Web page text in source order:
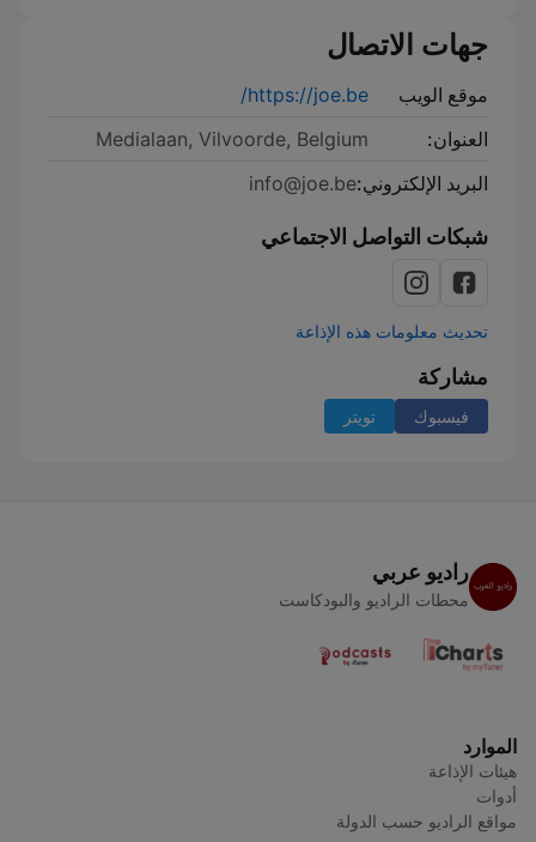
جهات الاتصال
موقع الويب
https://joe.be/
العنوان:
Medialaan, Vilvoorde, Belgium
البريد الإلكتروني:info@joe.be
شبكات التواصل الاجتماعي
تحديث معلومات هذه الإذاعة
مشاركة
فيسبوك تويتر
راديو عربي
محطات الراديو والبودكاست
الموارد
هيئات الإذاعة
أدوات
مواقع الراديو حسب الدولة